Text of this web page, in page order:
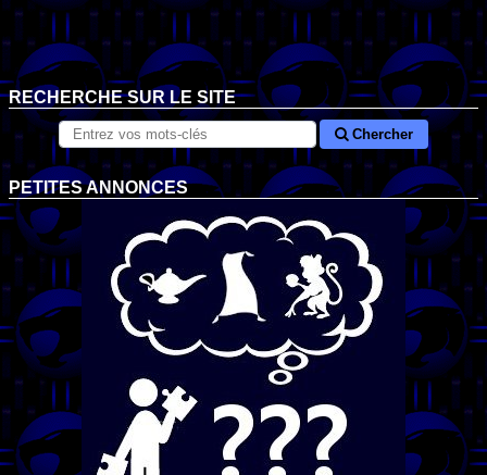
RECHERCHE SUR LE SITE
Chercher
PETITES ANNONCES